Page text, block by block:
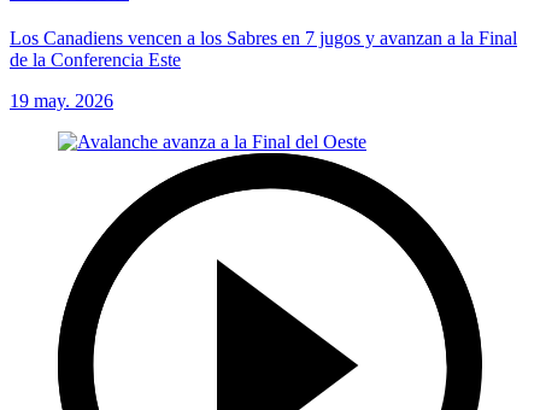
Los Canadiens vencen a los Sabres en 7 jugos y avanzan a la Final
de la Conferencia Este
19 may. 2026